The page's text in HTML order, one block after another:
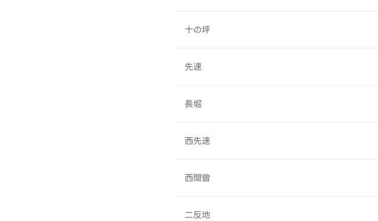
十の坪
先速
長堀
西先速
西間曽
二反地